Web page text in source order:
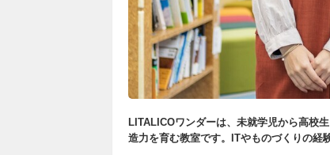
LITALICOワンダーは、未就学児から高校
造力を育む教室です。ITやものづくりの経